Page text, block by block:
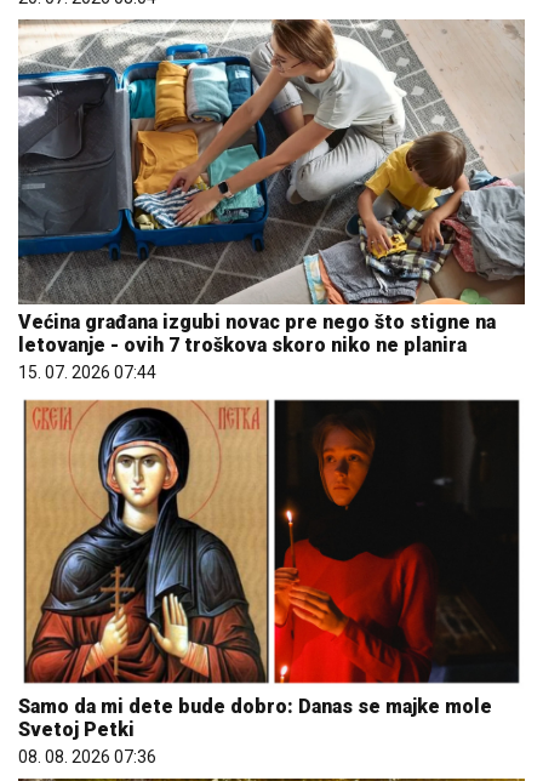
Većina građana izgubi novac pre nego što stigne na
letovanje - ovih 7 troškova skoro niko ne planira
15. 07. 2026 07:44
Samo da mi dete bude dobro: Danas se majke mole
Svetoj Petki
08. 08. 2026 07:36